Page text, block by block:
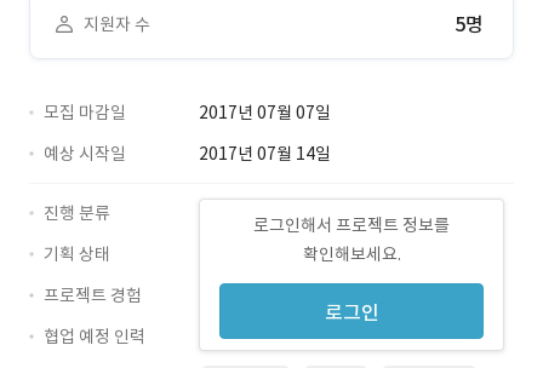
지원자 수 5명
모집 마감일
2017년 07월 07일
예상 시작일
2017년 07월 14일
로그인해서 프로젝트 정보를
확인해보세요.
로그인
진행 분류
기획 상태
프로젝트 경험
협업 예정 인력